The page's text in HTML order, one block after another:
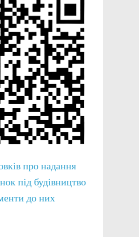
про надання
під будівництво
до них